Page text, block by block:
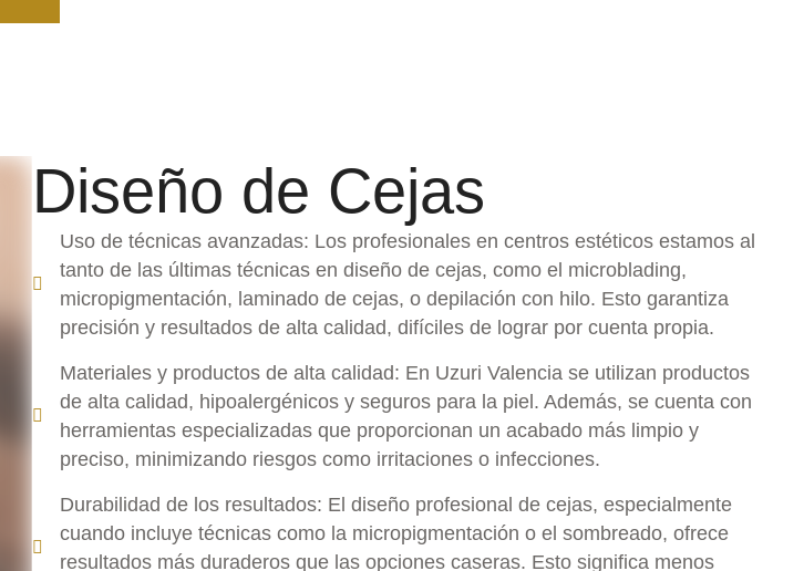
Diseño de Cejas
Uso de técnicas avanzadas: Los profesionales en centros estéticos estamos al
tanto de las últimas técnicas en diseño de cejas, como el microblading,
micropigmentación, laminado de cejas, o depilación con hilo. Esto garantiza
precisión y resultados de alta calidad, difíciles de lograr por cuenta propia.
Materiales y productos de alta calidad: En Uzuri Valencia se utilizan productos
de alta calidad, hipoalergénicos y seguros para la piel. Además, se cuenta con
herramientas especializadas que proporcionan un acabado más limpio y
preciso, minimizando riesgos como irritaciones o infecciones.
Durabilidad de los resultados: El diseño profesional de cejas, especialmente
cuando incluye técnicas como la micropigmentación o el sombreado, ofrece
resultados más duraderos que las opciones caseras. Esto significa menos